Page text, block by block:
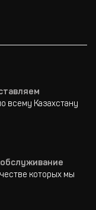
всему Казахстану
обслуживание
которых мы